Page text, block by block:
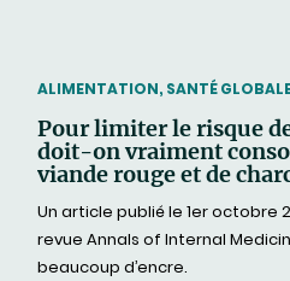
THEMATIC
ALIMENTATION, SANTÉ
Pour limiter le risque
doit-on vraiment
viande rouge et de
Un article publié le 1er octobre
revue Annals of Internal
beaucoup d’encre.